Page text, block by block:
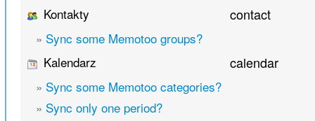
Kontakty
contact
» Sync some Memotoo groups?
Kalendarz
calendar
» Sync some Memotoo categories?
» Sync only one period?